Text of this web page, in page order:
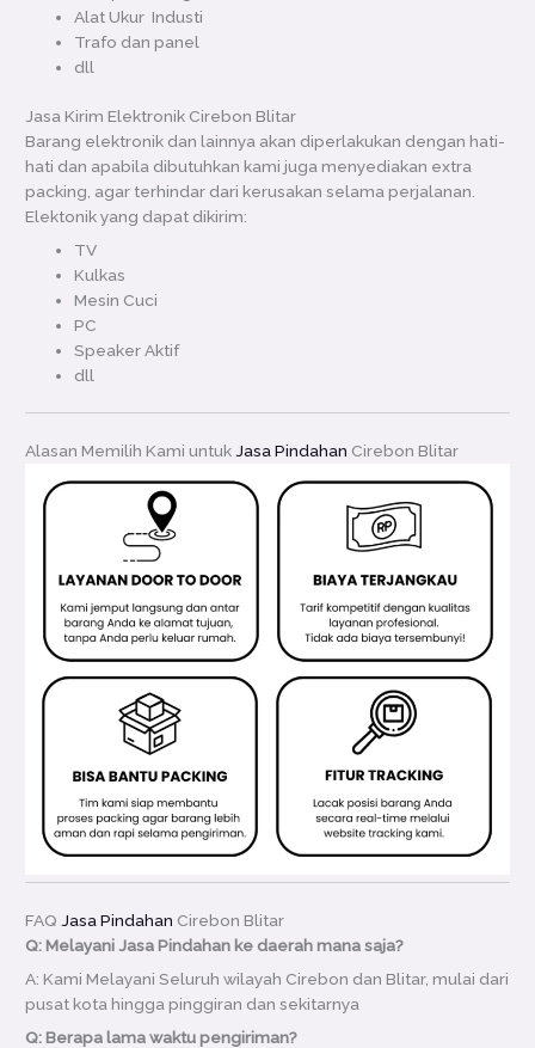
Alat Ukur Industi
Trafo dan panel
dll
Jasa Kirim Elektronik Cirebon Blitar
Barang elektronik dan lainnya akan diperlakukan dengan hati-
hati dan apabila dibutuhkan kami juga menyediakan extra
packing, agar terhindar dari kerusakan selama perjalanan.
Elektonik yang dapat dikirim:
TV
Kulkas
Mesin Cuci
PC
Speaker Aktif
dll
Alasan Memilih Kami untuk Jasa Pindahan Cirebon Blitar
FAQ Jasa Pindahan Cirebon Blitar
Q: Melayani Jasa Pindahan ke daerah mana saja?
A: Kami Melayani Seluruh wilayah Cirebon dan Blitar, mulai dari
pusat kota hingga pinggiran dan sekitarnya
Q: Berapa lama waktu pengiriman?